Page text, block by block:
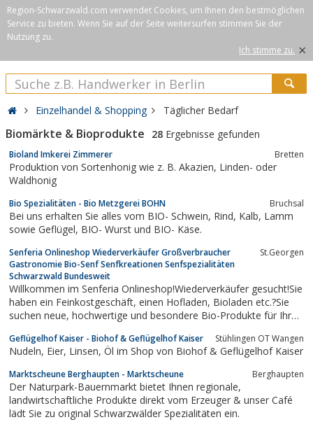
Region-Schwarzwald.com verwendet Cookies, um Ihnen den bestmöglichen
Service zu bieten. Wenn Sie auf der Seite weitersurfen stimmen Sie der
Nutzung zu.
Ich stimme zu. ×
Einzelhandel & Shopping Täglicher Bedarf
Biomärkte & Bioprodukte 28 Ergebnisse gefunden
Bioland Imkerei Zimmerer Bretten
Produktion von Sortenhonig wie z. B. Akazien, Linden- oder
Waldhonig
Bio Spezialitäten - Bio Metzgerei BOHN Bruchsal
Bei uns erhalten Sie alles vom BIO- Schwein, Rind, Kalb, Lamm
sowie Geflügel, BIO- Wurst und BIO- Käse.
Senferia Onlineshop Wiederverkäufer Großverbraucher
Gastronomie Bio-Senf Senfkreationen Senfspezialitäten
Schwarzwald Bundesweit
St.Georgen
Willkommen im Senferia Onlineshop!Wiederverkäufer gesucht!Sie
haben ein Feinkostgeschäft, einen Hofladen, Bioladen etc.?Sie
suchen neue, hochwertige und besondere Bio-Produkte für Ihr
suchen noch Verkaufsstellen / Händler, die unsere Produkte ins
Sortiment...
Geflügelhof Kaiser - Biohof & Geflügelhof Kaiser Stühlingen OT Wangen
Nudeln, Eier, Linsen, Öl im Shop von Biohof & Geflügelhof Kaiser
Marktscheune Berghaupten - Marktscheune Berghaupten
Der Naturpark-Bauernmarkt bietet Ihnen regionale,
landwirtschaftliche Produkte direkt vom Erzeuger & unser Café
lädt Sie zu original Schwarzwälder Spezialitäten ein.